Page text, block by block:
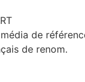
de
de renom.